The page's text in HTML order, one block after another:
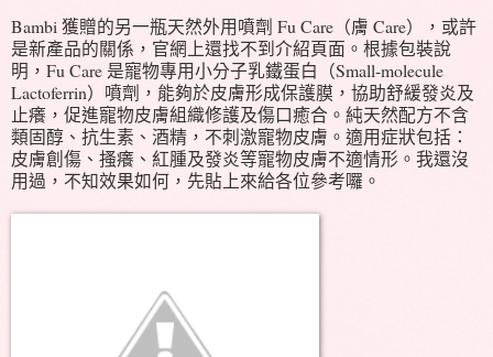
Bambi 獲贈的另一瓶天然外用噴劑 Fu Care（膚 Care），或許
是新產品的關係，官網上還找不到介紹頁面。根據包裝說
明，Fu Care 是寵物專用小分子乳鐵蛋白（Small-molecule
Lactoferrin）噴劑，能夠於皮膚形成保護膜，協助舒緩發炎及
止癢，促進寵物皮膚組織修護及傷口癒合。純天然配方不含
類固醇、抗生素、酒精，不刺激寵物皮膚。適用症狀包括：
皮膚創傷、搔癢、紅腫及發炎等寵物皮膚不適情形。我還沒
用過，不知效果如何，先貼上來給各位參考囉。